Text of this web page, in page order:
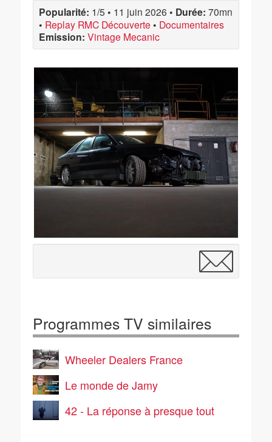
Popularité: 1/5 • 11 juin 2026 • Durée: 70mn
• Replay RMC Découverte • Documentaires
Emission: Vintage Mecanic
Programmes TV similaires
Wheeler Dealers France
Le monde de Jamy
42 - La réponse à presque tout